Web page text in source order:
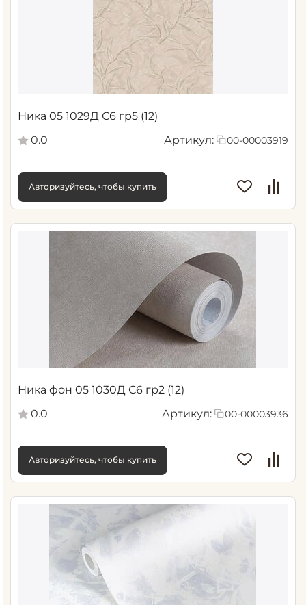
Ника 05 1029Д С6 гр5 (12)
0.0
Артикул: 00-00003919
Авторизуйтесь, чтобы купить
Ника фон 05 1030Д С6 гр2 (12)
0.0
Артикул: 00-00003936
Авторизуйтесь, чтобы купить